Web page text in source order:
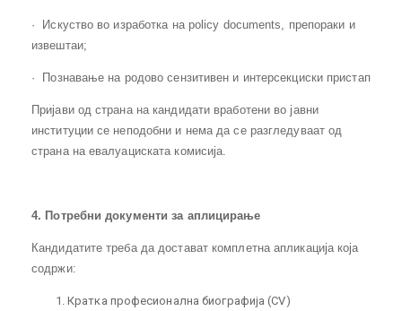
· Искуство во изработка на policy documents, препораки и
извештаи;
· Познавање на родово сензитивен и интерсекциски пристап
Пријави од страна на кандидати вработени во јавни
институции се неподобни и нема да се разгледуваат од
страна на евалуациската комисија.
4. Потребни документи за аплицирање
Кандидатите треба да достават комплетна апликација која
содржи:
Кратка професионална биографија (CV)